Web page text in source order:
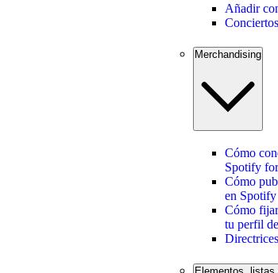
Añadir
Merchandising
Cómo
Spotify
Cómo
en Spotify
Cómo
tu perfil